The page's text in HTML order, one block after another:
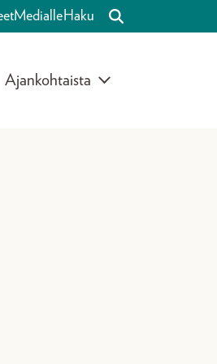
MedialleHaku
Ajankohtaista